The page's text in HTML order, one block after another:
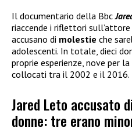
Il documentario della Bbc
riaccende i riflettori
accusano di molestie che
adolescenti. In totale, dieci
proprie esperienze, nove per
collocati tra il 2002 e il 2016.
Jared Leto accusato
donne: tre erano